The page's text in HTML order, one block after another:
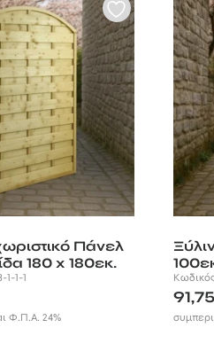
Πάνελ
180 x 180εκ.
1-1-1
Φ.Π.Α. 24%
91,75